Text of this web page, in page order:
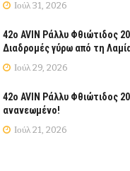
Ιούλ 31, 2026
42ο AVIN Ράλλυ Φθιώτιδος
Διαδρομές γύρω από τη
Ιούλ 29, 2026
42ο AVIN Ράλλυ Φθιώτιδος
ανανεωμένο!
Ιούλ 21, 2026